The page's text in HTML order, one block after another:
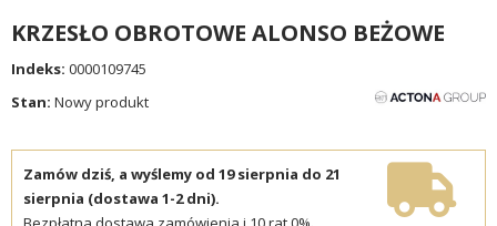
KRZESŁO OBROTOWE ALONSO BEŻOWE
Indeks: 0000109745
Stan: Nowy produkt
Zamów dziś, a wyślemy od 19 sierpnia do 21
sierpnia (dostawa 1-2 dni).